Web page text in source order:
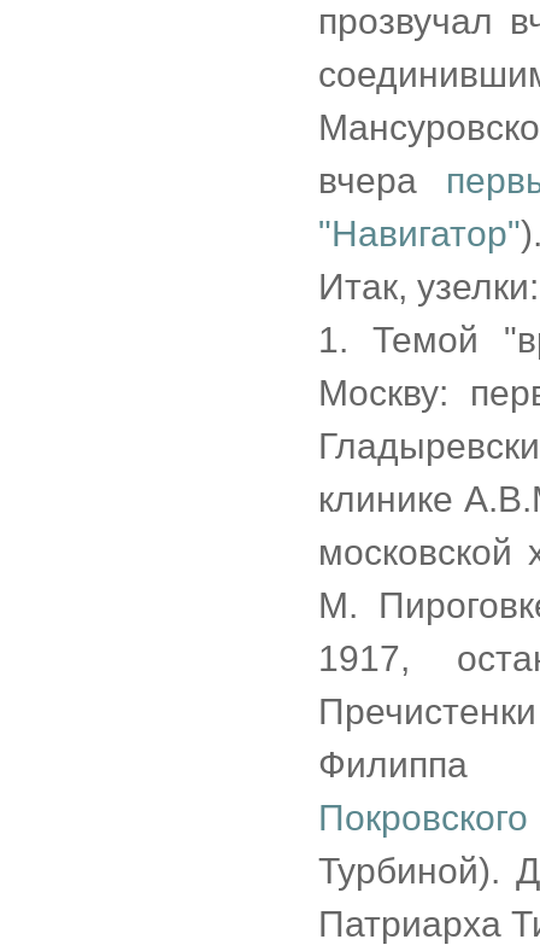
прозвучал
вчера
"Навигатор"
Итак, узелки:
1. Темой
Москву:
клинике
московской
М.
1917,
Филиппа
Покровского
Турбиной).
Патриарха